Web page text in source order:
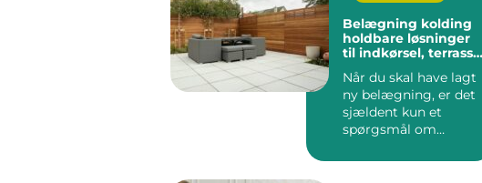
Belægning kolding
holdbare løsninger
til indkørsel, terrasse
Når du skal have lagt
ny belægning, er det
sjældent kun et
spørgsmål om
løsning ska...